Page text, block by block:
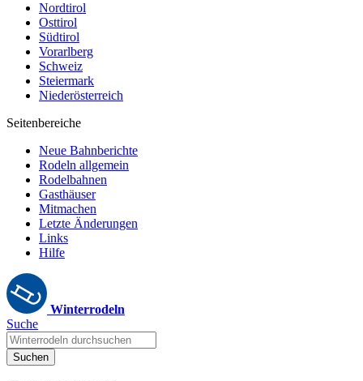
Nordtirol
Osttirol
Südtirol
Vorarlberg
Schweiz
Steiermark
Niederösterreich
Seitenbereiche
Neue Bahnberichte
Rodeln allgemein
Rodelbahnen
Gasthäuser
Mitmachen
Letzte Änderungen
Links
Hilfe
Winterrodeln
Suche
Suchen